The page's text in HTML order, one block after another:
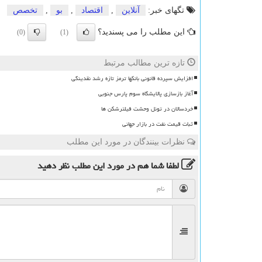
تگهای خبر: آنلاین اقتصاد بو تخصص
این مطلب را می پسندید؟ (1)
(0)
تازه ترین مطالب مرتبط
افزایش سپرده قانونی بانکها ترمز تازه رشد نقدینگی
آغاز بازسازی پالایشگاه سوم پارس جنوبی
خردسالان در تونل وحشت فیلترشکن ها
ثبات قیمت نفت در بازار جهانی
نظرات بینندگان در مورد این مطلب
لطفا شما همدر مورد این مطلبنظر دهید